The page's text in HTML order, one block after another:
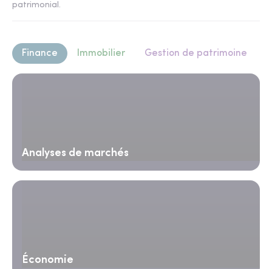
patrimonial.
Finance Immobilier Gestion de patrimoine
Analyses de marchés
Économie